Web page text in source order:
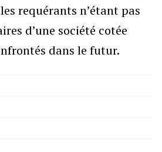
requérants n’étant pas
d’une société cotée
dans le futur.